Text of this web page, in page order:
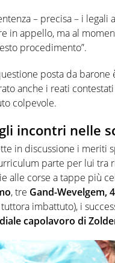
– precisa – i legali
in appello, ma al
procedimento”.
posta da
anche i reati
colpevole.
incontri nelle
in discussione i meriti
parte per lui tra
alle corse a tappe più
, tre Gand-Wevelgem,
imbattuto), i
capolavoro di